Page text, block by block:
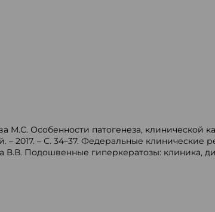
М.С. Особенности патогенеза, клинической
– 2017. – С. 34–37. Федеральные
В.В. Подошвенные гиперкератозы: клиника,